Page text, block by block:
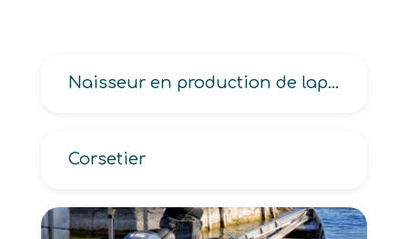
Naisseur en production de lapins ou de volailles
Corsetier